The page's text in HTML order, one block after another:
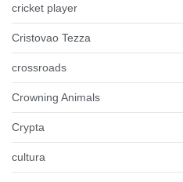
cricket player
Cristovao Tezza
crossroads
Crowning Animals
Crypta
cultura